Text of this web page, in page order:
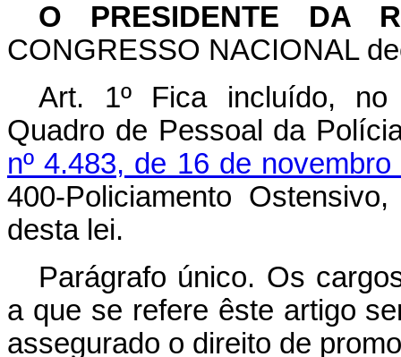
O PRESIDENTE DA
CONGRESSO NACIONAL
Art. 1º Fica incluído, no
Quadro de Pessoal da
nº 4.483, de 16 de
400-Policiamento
desta lei.
Parágrafo único. Os
a que se refere êste artigo
assegurado o direito de